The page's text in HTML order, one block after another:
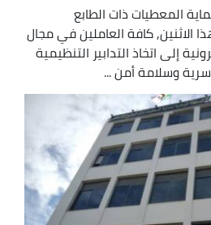
المعطيات ذات الطابع
كافة العاملين في مجال
إلى اتخاذ التدابير التنظيمية
وسلامة أمن ...